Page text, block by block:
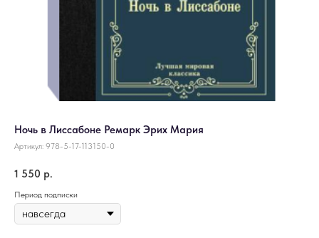
Ночь в Лиссабоне Ремарк Эрих Мария
Артикул: 978-5-17-113150-0
1 550 р.
Период подписки